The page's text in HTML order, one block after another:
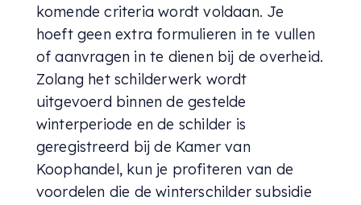
komende criteria wordt voldaan. Je
hoeft geen extra formulieren in te vullen
of aanvragen in te dienen bij de overheid.
Zolang het schilderwerk wordt
uitgevoerd binnen de gestelde
winterperiode en de schilder is
geregistreerd bij de Kamer van
Koophandel, kun je profiteren van de
voordelen die de winterschilder subsidie